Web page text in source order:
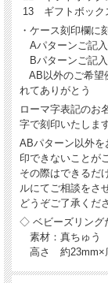
13 ギフトボッ
・ケース刻印欄に
Aパターンご記
Bパターンご記
AB以外のご希
れてありがとう
ローマ字表記のお
字で刻印いたします
ABパターン以外を
印できないことが
その際はできるだ
ルにてご相談をさ
どうぞご了承くだ
◇ ベビーズリング
素材：真ちゅう
高さ 約23mm×